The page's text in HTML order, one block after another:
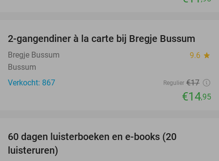
12%
2-gangendiner à la carte bij Bregje Bussum
Bregje Bussum 9.6 star
Bussum
Verkocht: 867
Regulier €17
€14,95
60 dagen luisterboeken en e-books (20
luisteruren)